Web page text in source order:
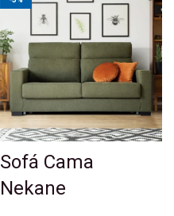
Sofá Cama
Nekane